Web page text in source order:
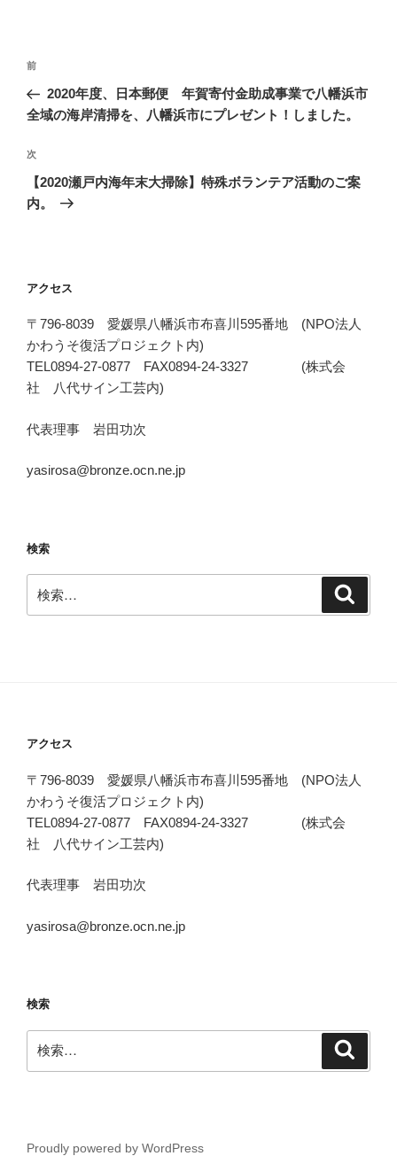
投
ナ
ゲ
ー
シ
前
の
投
前
2020年度、日本郵便 年賀寄付金助成事業で八幡浜市
全域の海岸清掃を、八幡浜市にプレゼント！しました。
次
の
投
次
【2020瀬戸内海年末大掃除】特殊ボランテア活動のご案
内。
アクセス
〒796-8039 愛媛県八幡浜市布喜川595番地 (NPO法人
かわうそ復活プロジェクト内)
TEL0894-27-0877 FAX0894-24-3327 (株式会
社 八代サイン工芸内)
代表理事 岩田功次
yasirosa@bronze.ocn.ne.jp
検索
索:
アクセス
〒796-8039 愛媛県八幡浜市布喜川595番地 (NPO法人
かわうそ復活プロジェクト内)
TEL0894-27-0877 FAX0894-24-3327 (株式会
社 八代サイン工芸内)
代表理事 岩田功次
yasirosa@bronze.ocn.ne.jp
検索
索:
Proudly powered by WordPress